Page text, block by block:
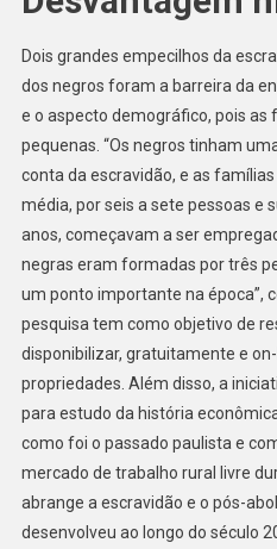
Dois grandes empecilhos da
dos negros foram a barreira da
e o aspecto demográfico, pois as
pequenas. “Os negros tinham
conta da escravidão, e as
média, por seis a sete pessoas e
anos, começavam a ser
negras eram formadas por três
um ponto importante na época”,
pesquisa tem como objetivo de
disponibilizar, gratuitamente e
propriedades. Além disso, a
para estudo da história
como foi o passado paulista e
mercado de trabalho rural livre
abrange a escravidão e o pós-
desenvolveu ao longo do século